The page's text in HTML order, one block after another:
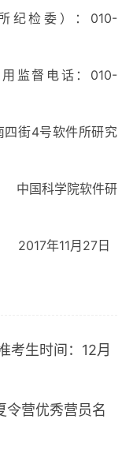
检委）： 010-
监督电话： 010-
街4号软件所研究
中国科学院软件研
2017年11月 27 日
考生时间：12月
令营优秀营员名